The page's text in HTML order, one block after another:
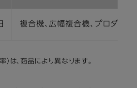
複合機、広幅複合機、プロダクシ
は、商品により異なります。